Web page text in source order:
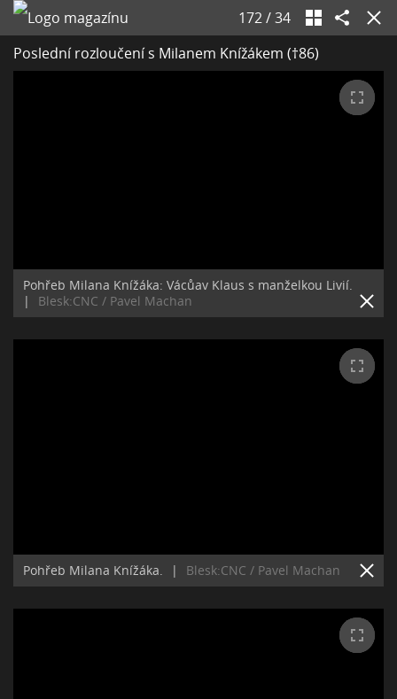
172/34
Poslední rozloučení s Milanem Knížákem (†86)
Pohřeb Milana Knížáka: Vácůav Klaus s manželkou Livií.
|
Blesk:CNC / Pavel Machan
Pohřeb Milana Knížáka. | Blesk:CNC / Pavel Machan